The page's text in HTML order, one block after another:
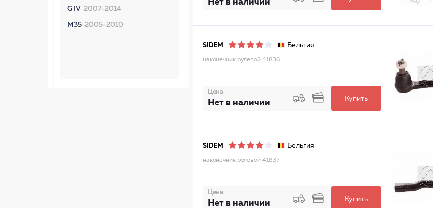
G IV 2007-2014
M35 2005-2010
Нет в наличии
SIDEM Бельгия
наконечник рулевой 41836
Цена
Нет в наличии Купить
SIDEM Бельгия
наконечник рулевой 41837
Цена
Нет в наличии Купить